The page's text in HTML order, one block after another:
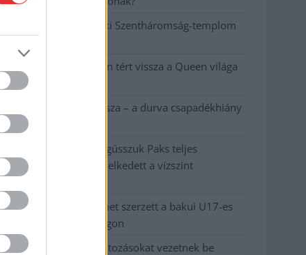
Befejeződött a szolnoki Szentháromság-templom
Szimfonikus köntösben tért vissza a Queen világa
a fővárosba
Ilyen, amikor „fél” a Tisza – a durva csapadékhiány
nagyon meglátszik
Lehet, hogy mégis megússzuk Paks teljes
leállítását, némileg emelkedett a vízszint
Tugyi Zétény ezüstérmet szerzett a bakui U17-es
birkózó-világbajnokságon
Jászberényben is korlátozásokat vezetnek be